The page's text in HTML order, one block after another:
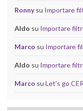
Ronnysu Importare
Aldo su Importare
Marco su Importare
Aldo su Importare
Marco su Let’s go